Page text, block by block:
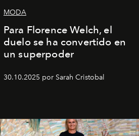
MODA
Para Florence Welch, el
duelo se ha convertido en
un superpoder
30.10.2025 por Sarah Cristobal